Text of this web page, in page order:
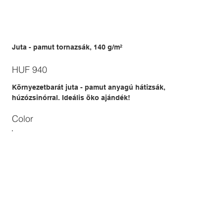
Juta - pamut tornazsák, 140 g/m²
Price
HUF 940
Környezetbarát juta - pamut anyagú hátizsák,
húzózsinórral. Ideális öko ajándék!
Color